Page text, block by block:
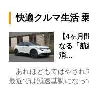
快適クルマ生活
【4ヶ月
なる「航
消…
あれほどもてはやされ
最近では減速基調になっ